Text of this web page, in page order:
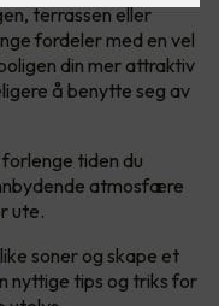
terrassen eller
fordeler med en vel
din mer attraktiv
å benytte seg av
tiden du
atmosfære
ute.
soner og skape et
nyttige tips og triks for